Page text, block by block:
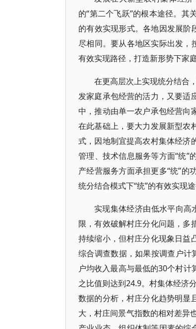
的“第二个飞跃”的根本途径。
的有效实现形式。各地因发展阶
尽相同。要从各地区实际出发，
有效实现路径，打造新形势下家
在更高层次上实现统分结合
发家庭承包经营的活力，又要适
中，推动由单一农户承包经营向
在此基础上，要大力发展新型农
式，因地制宜提高农村集体经济
管理、技术信息服务等方面“统”
产经营服务方面承担更多“统”
统分结合模式下“统”的有效实现途
实现集体经济由低水平向高
限，有效破解村庄分化问题，多
持续缩小，但村庄分化现象日益
综合调查数据，如果按调查户
户均收入最高与最低的30个村
之比值则达到24.9。村集体经济
数据的分析，村庄分化趋势明显
大，村庄间景气指数的相对差异